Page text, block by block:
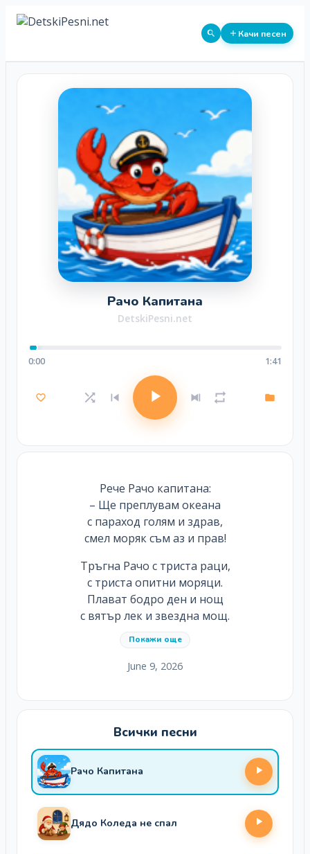
Качи песен
Рачо Капитана
DetskiPesni.net
0:00 1:41
Рече Рачо капитана:
– Ще преплувам океана
с параход голям и здрав,
смел моряк съм аз и прав!
Тръгна Рачо с триста раци,
с триста опитни моряци.
Плават бодро ден и нощ
с вятър лек и звездна мощ.
Покажи още
June 9, 2026
Всички песни
Рачо Капитана
Дядо Коледа не спал